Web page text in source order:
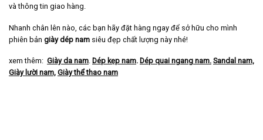
và thông tin giao hàng.
Nhanh chân lên nào, các bạn hãy đặt hàng ngay để sở hữu cho mình
phiên bản giày dép nam siêu đẹp chất lượng này nhé!
xem thêm: Giày da nam. Dép kẹp nam. Dép quai ngang nam. Sandal nam,
Giày lười nam, Giày thể thao nam